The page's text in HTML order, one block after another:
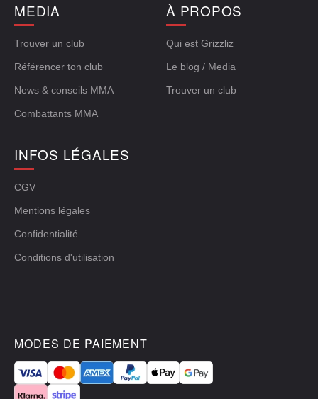
MEDIA
Trouver un club
Référencer ton club
News & conseils MMA
Combattants MMA
À PROPOS
Qui est Grizzliz
Le blog / Media
Trouver un club
INFOS LÉGALES
CGV
Mentions légales
Confidentialité
Conditions d'utilisation
MODES DE PAIEMENT